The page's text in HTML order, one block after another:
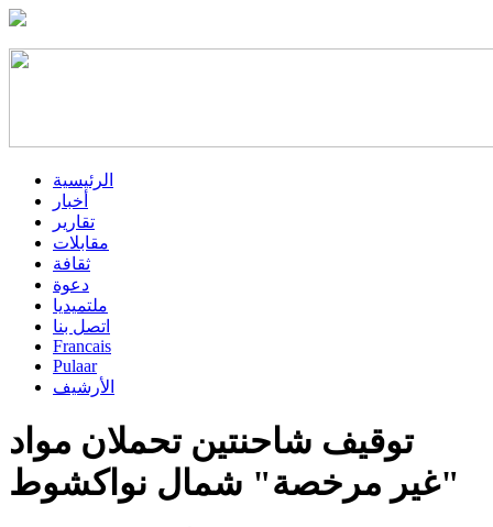
الرئيسية
أخبار
تقارير
مقابلات
ثقافة
دعوة
ملتميديا
اتصل بنا
Francais
Pulaar
الأرشيف
توقيف شاحنتين تحملان مواد
"غير مرخصة" شمال نواكشوط